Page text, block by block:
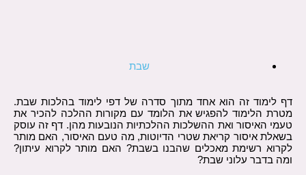
שבת
דף לימוד זה הוא אחד מתוך סדרה של דפי לימוד בהלכות שבת.
מטרת הלימוד להפגיש את הלומד עם מקורות ההלכה להכיר את
טעמי האיסור ואת ההשלכות ההלכתיות הנובעות מהן. דף זה עוסק
בשאלת איסור קריאת שטרי הדיוטות, מה טעם האיסור, האם מותר
לקרוא רשימת מאכלים שהבנו בשבת? האם מותר לקרוא עיתון?
ומה בדבר עלוני שבת?